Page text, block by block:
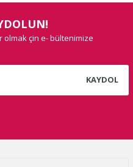
çin e- bültenimize
KAYDOL